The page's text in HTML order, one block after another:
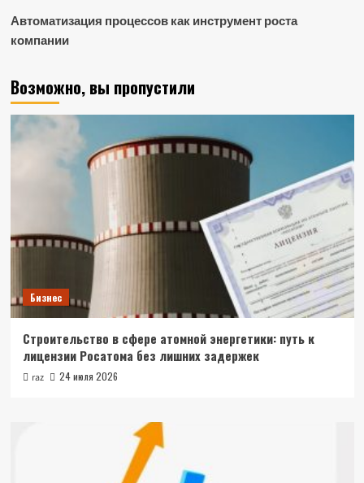
Автоматизация процессов как инструмент роста
компании
Возможно, вы пропустили
Бизнес
Строительство в сфере атомной энергетики: путь к
лицензии Росатома без лишних задержек
raz 24 июля 2026